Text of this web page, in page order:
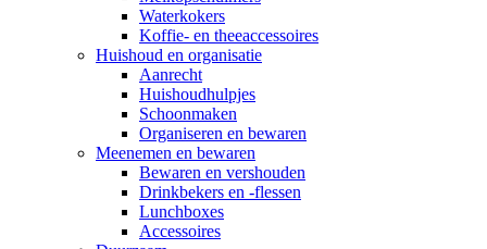
Waterkokers
Koffie- en theeaccessoires
Huishoud en organisatie
Aanrecht
Huishoudhulpjes
Schoonmaken
Organiseren en bewaren
Meenemen en bewaren
Bewaren en vershouden
Drinkbekers en -flessen
Lunchboxes
Accessoires